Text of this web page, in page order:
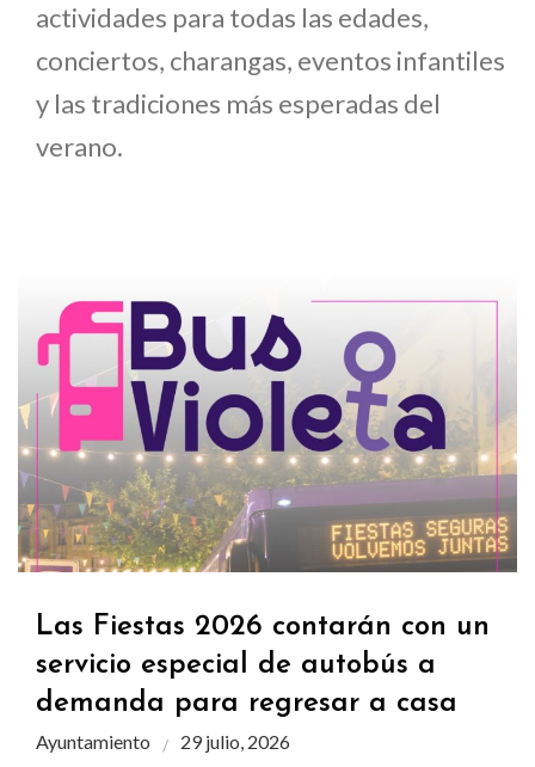
actividades para todas las edades,
conciertos, charangas, eventos infantiles
y las tradiciones más esperadas del
verano.
Las Fiestas 2026 contarán con un
servicio especial de autobús a
demanda para regresar a casa
Ayuntamiento 29 julio, 2026